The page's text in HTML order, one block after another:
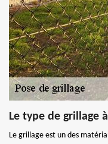
Le type de grillage
Le grillage est un des